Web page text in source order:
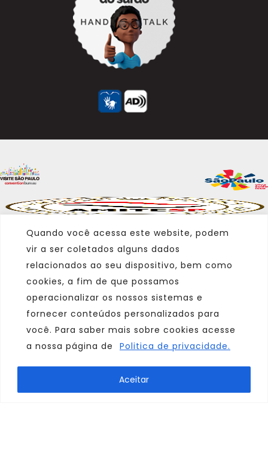
Quando você acessa este website, podem
vir a ser coletados alguns dados
relacionados ao seu dispositivo, bem como
cookies, a fim de que possamos
operacionalizar os nossos sistemas e
fornecer conteúdos personalizados para
você. Para saber mais sobre cookies acesse
a nossa página de
Politica de privacidade.
Aceitar
Parceiro